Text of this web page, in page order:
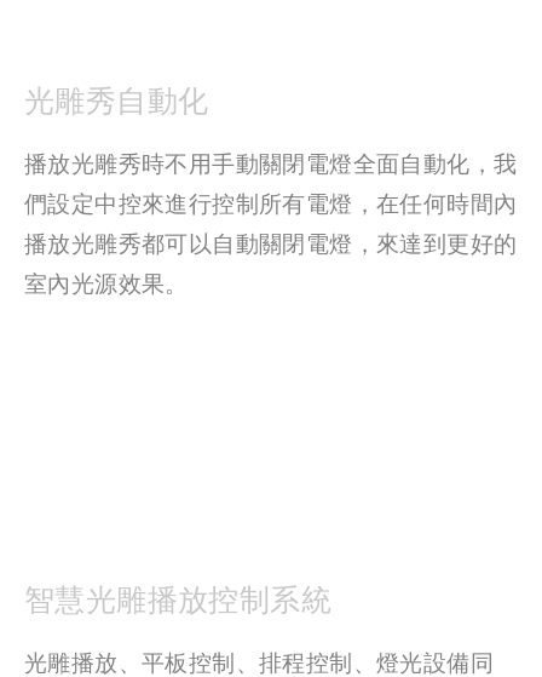
光雕秀自動化
播放光雕秀時不用手動關閉電燈全面自動化，我
們設定中控來進行控制所有電燈，在任何時間內
播放光雕秀都可以自動關閉電燈，來達到更好的
室內光源效果。
智慧光雕播放控制系統
光雕播放、平板控制、排程控制、燈光設備同